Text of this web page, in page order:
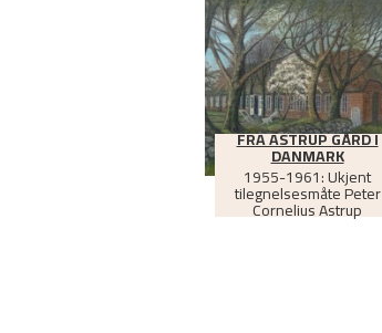
FRA ASTRUP GÅRD I
DANMARK
1955-1961: Ukjent
tilegnelsesmåte Peter
Cornelius Astrup